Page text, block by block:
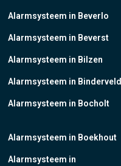
Alarmsysteem in Beverlo
Alarmsysteem in Beverst
Alarmsysteem in Bilzen
Alarmsysteem in Binderveld
Alarmsysteem in Bocholt
Alarmsysteem in Boekhout
Alarmsysteem in